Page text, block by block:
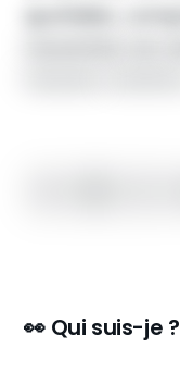
👀 Qui suis-je ?